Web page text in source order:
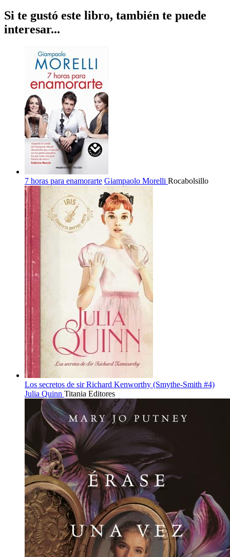
Si te gustó este libro, también te puede
interesar...
7 horas para enamorarte Giampaolo Morelli Rocabolsillo
Los secretos de sir Richard Kenworthy (Smythe-Smith #4)
Julia Quinn Titania Editores